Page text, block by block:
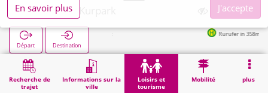
Recherche de
trajet
Informations sur la
ville
Loisirs et
tourisme
Mobilité plus
Heimbach, Kurpark
Départ Destination
Rurufer in 358m
Démarrage Loisirs et tourisme Loisirs de proximité Heimbach, Kurpark
En savoir plus
J'accepte